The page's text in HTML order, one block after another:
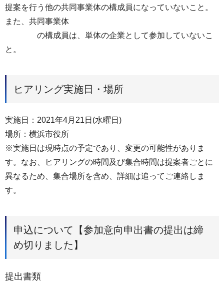
提案を行う他の共同事業体の構成員になっていないこと。
また、共同事業体
の構成員は、単体の企業として参加していないこ
と。
ヒアリング実施日・場所
実施日：2021年4月21日(水曜日)
場所：横浜市役所
※実施日は現時点の予定であり、変更の可能性がありま
す。なお、ヒアリングの時間及び集合時間は提案者ごとに
異なるため、集合場所を含め、詳細は追ってご連絡しま
す。
申込について【参加意向申出書の提出は締
め切りました】
提出書類